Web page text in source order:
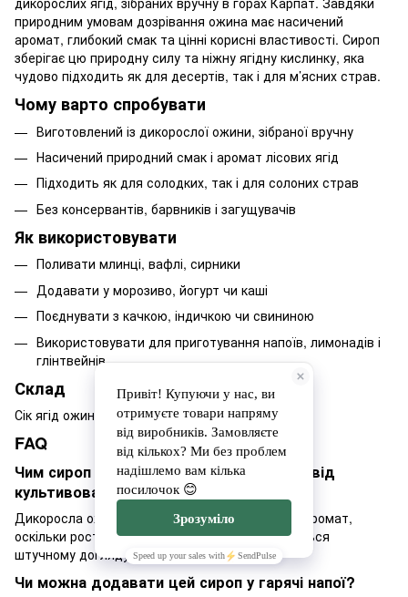
природним умовам дозрівання ожина має насичений
аромат, глибокий смак та цінні корисні властивості. Сироп
зберігає цю природну силу та ніжну ягідну кислинку, яка
чудово підходить як для десертів, так і для м’ясних страв.
Чому варто спробувати
Виготовлений із дикорослої ожини, зібраної вручну
Насичений природний смак і аромат лісових ягід
Підходить як для солодких, так і для солоних страв
Без консервантів, барвників і загущувачів
Як використовувати
Поливати млинці, вафлі, сирники
Додавати у морозиво, йогурт чи каші
Поєднувати з качкою, індичкою чи свининою
Використовувати для приготування напоїв, лимонадів і
глінтвейнів
Склад
Сік ягід ожини, цукор
FAQ
Чим сироп з дикої ожини відрізняється від
культивованої?
Дикоросла ожина має більш насичений смак і аромат,
оскільки росте у природних умовах і не піддається
штучному догляду.
Чи можна додавати цей сироп у гарячі напої?